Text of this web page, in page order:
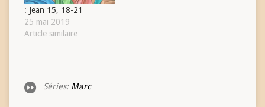
: Jean 15, 18-21
25 mai 2019
Article similaire
Séries: Marc